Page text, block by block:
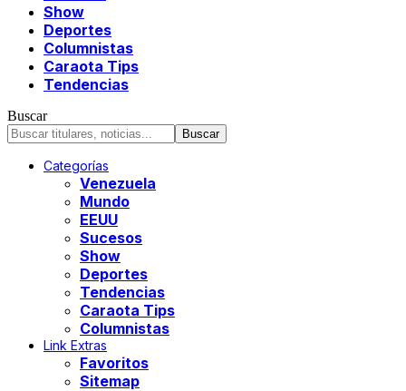
Show
Deportes
Columnistas
Caraota Tips
Tendencias
Buscar
Categorías
Venezuela
Mundo
EEUU
Sucesos
Show
Deportes
Tendencias
Caraota Tips
Columnistas
Link Extras
Favoritos
Sitemap